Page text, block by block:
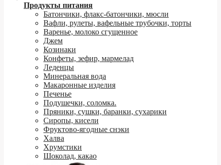
Продукты питания
Батончики, флакс-батончики, мюсли
Вафли, рулеты, вафельные трубочки, торты
Варенье, молоко сгущенное
Джем
Козинаки
Конфеты, зефир, мармелад
Леденцы
Минеральная вода
Макаронные изделия
Печенье
Подушечки, соломка.
Пряники, сушки, баранки, сухарики
Сиропы, кисели
Фруктово-ягодные снэки
Халва
Хрумстики
Шоколад, какао